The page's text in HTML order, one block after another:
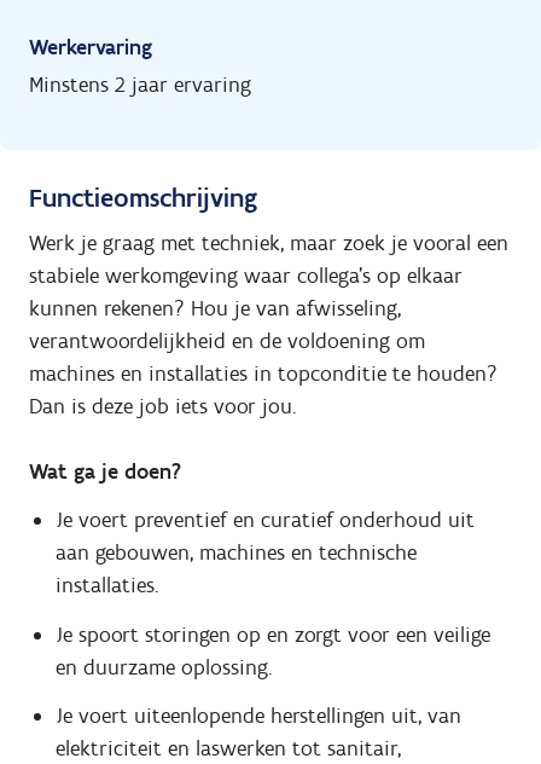
Werkervaring
Minstens 2 jaar ervaring
Functieomschrijving
Werk je graag met techniek, maar zoek je vooral een
stabiele werkomgeving waar collega's op elkaar
kunnen rekenen? Hou je van afwisseling,
verantwoordelijkheid en de voldoening om
machines en installaties in topconditie te houden?
Dan is deze job iets voor jou.
Wat ga je doen?
Je voert preventief en curatief onderhoud uit
aan gebouwen, machines en technische
installaties.
Je spoort storingen op en zorgt voor een veilige
en duurzame oplossing.
Je voert uiteenlopende herstellingen uit, van
elektriciteit en laswerken tot sanitair,